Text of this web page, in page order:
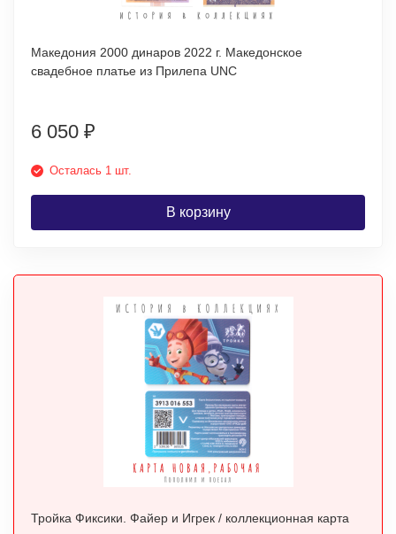
Македония 2000 динаров 2022 г. Македонское
свадебное платье из Прилепа UNC
6 050 ₽
Осталась 1 шт.
В корзину
Тройка Фиксики. Файер и Игрек / коллекционная карта